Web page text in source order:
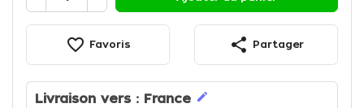
favorite_border Favoris share Partager
Livraison vers : France edit